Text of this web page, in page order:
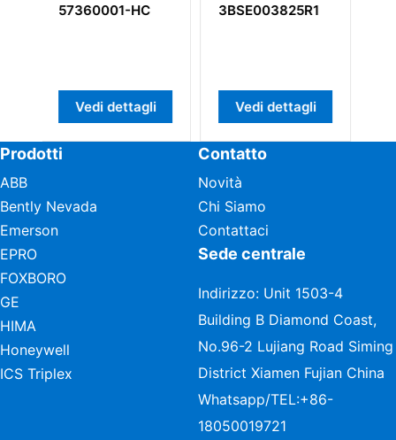
3BSE003825R1
Vedi dettagli
3BSE003195R1
Vedi dettagli
Prodotti
ABB
Bently Nevada
Emerson
EPRO
FOXBORO
GE
HIMA
Honeywell
ICS Triplex
Contatto
Novità
Chi Siamo
Contattaci
Sede centrale
Indirizzo: Unit 1503-4
Building B Diamond Coast,
No.96-2 Lujiang Road Siming
District Xiamen Fujian China
Whatsapp/TEL:+86-
18050019721